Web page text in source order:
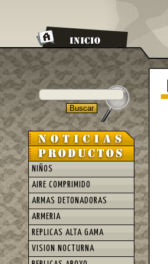
NIÑOS
AIRE COMPRIMIDO
ARMAS DETONADORAS
ARMERIA
REPLICAS ALTA GAMA
VISION NOCTURNA